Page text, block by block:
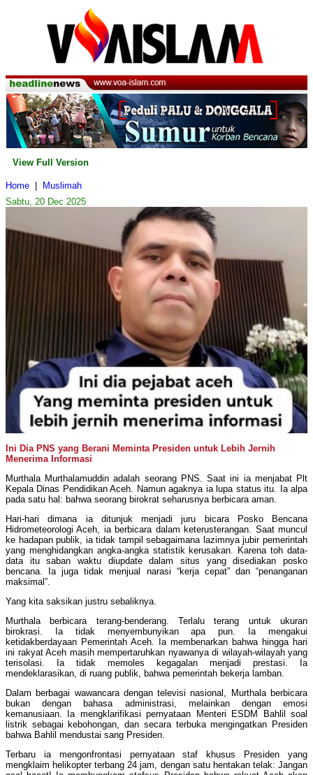
View Full Version
Home
Muslimah
Sabtu, 20 Dec 2025
Ini Dia PNS yang Berani Meminta Presiden untuk Lebih Jernih
Menerima Informasi
Murthala Murthalamuddin adalah seorang PNS. Saat ini ia menjabat Plt
Kepala Dinas Pendidikan Aceh. Namun agaknya ia lupa status itu. Ia alpa
pada satu hal: bahwa seorang birokrat seharusnya berbicara aman.
Hari-hari dimana ia ditunjuk menjadi juru bicara Posko Bencana
Hidrometeorologi Aceh, ia berbicara dalam keterusterangan. Saat muncul
ke hadapan publik, ia tidak tampil sebagaimana lazimnya jubir pemerintah
yang menghidangkan angka-angka statistik kerusakan. Karena toh data-
data itu saban waktu diupdate dalam situs yang disediakan posko
bencana. Ia juga tidak menjual narasi “kerja cepat” dan “penanganan
maksimal”.
Yang kita saksikan justru sebaliknya.
Murthala berbicara terang-benderang. Terlalu terang untuk ukuran
birokrasi. Ia tidak menyembunyikan apa pun. Ia mengakui
ketidakberdayaan Pemerintah Aceh. Ia membenarkan bahwa hingga hari
ini rakyat Aceh masih mempertaruhkan nyawanya di wilayah-wilayah yang
terisolasi. Ia tidak memoles kegagalan menjadi prestasi. Ia
mendeklarasikan, di ruang publik, bahwa pemerintah bekerja lamban.
Dalam berbagai wawancara dengan televisi nasional, Murthala berbicara
bukan dengan bahasa administrasi, melainkan dengan emosi
kemanusiaan. Ia mengklarifikasi pernyataan Menteri ESDM Bahlil soal
listrik sebagai kebohongan, dan secara terbuka mengingatkan Presiden
bahwa Bahlil mendustai sang Presiden.
Terbaru ia mengonfrontasi pernyataan staf khusus Presiden yang
mengklaim helikopter terbang 24 jam, dengan satu hentakan telak: Jangan